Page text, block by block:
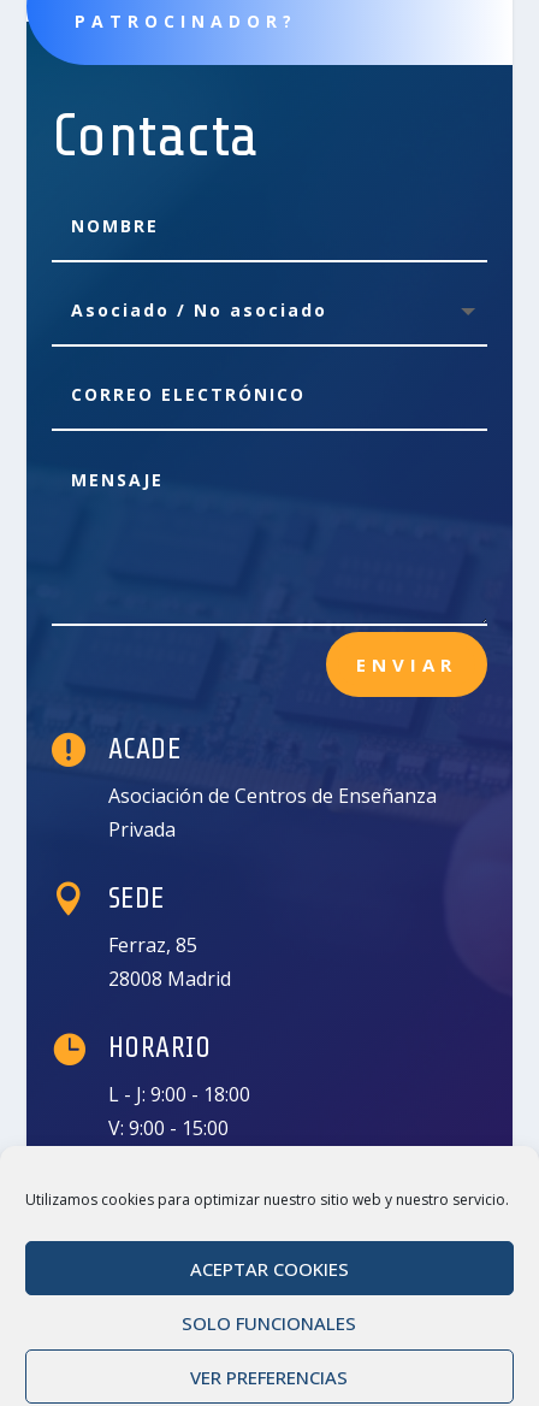
Utilizamos cookies para optimizar nuestro sitio web y nuestro servicio.
ACEPTAR COOKIES
SOLO FUNCIONALES
VER PREFERENCIAS
PATROCINADOR?
Contacta
ENVIAR
 ACADE
Asociación de Centros de Enseñanza
Privada
 SEDE
Ferraz, 85
28008 Madrid
 HORARIO
L - J: 9:00 - 18:00
V: 9:00 - 15:00
 LLÁMANOS
(+34) 91 550 01 02
© 2026 | Todos los derechos reservados |